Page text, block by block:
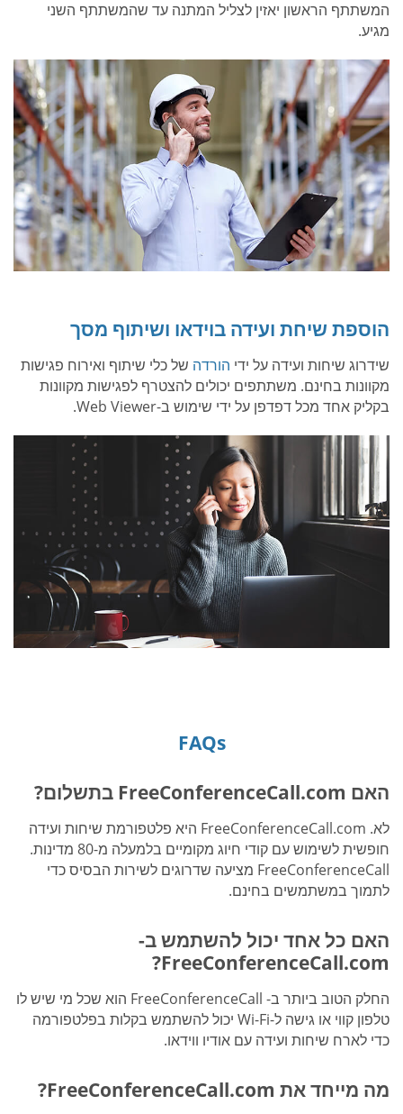
המשתתף הראשון יאזין לצליל המתנה עד שהמשתתף השני
מגיע.
הוספת שיחת ועידה בוידאו ושיתוף מסך
שידרוג שיחות ועידה על ידי הורדה של כלי שיתוף ואירוח פגישות
מקוונות בחינם. משתתפים יכולים להצטרף לפגישות מקוונות
בקליק אחד מכל דפדפן על ידי שימוש ב-Web Viewer.
FAQs
האם FreeConferenceCall.com בתשלום?
לא. FreeConferenceCall.com היא פלטפורמת שיחות ועידה
חופשית לשימוש עם קודי חיוג מקומיים בלמעלה מ-80 מדינות.
FreeConferenceCall מציעה שדרוגים לשירות הבסיס כדי
לתמוך במשתמשים בחינם.
האם כל אחד יכול להשתמש ב-
FreeConferenceCall.com?
החלק הטוב ביותר ב- FreeConferenceCall הוא שכל מי שיש לו
טלפון קווי או גישה ל-Wi-Fi יכול להשתמש בקלות בפלטפורמה
כדי לארח שיחות ועידה עם אודיו ווידאו.
מה מייחד את FreeConferenceCall.com?